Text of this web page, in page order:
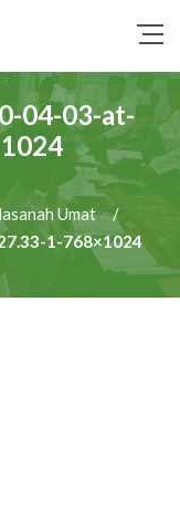
04-03-at-
Umat
/
1-768×1024